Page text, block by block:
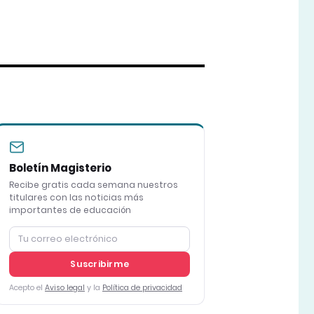
Boletín Magisterio
Recibe gratis cada semana nuestros
titulares con las noticias más
importantes de educación
Suscribirme
Acepto el Aviso legal y la Política de privacidad